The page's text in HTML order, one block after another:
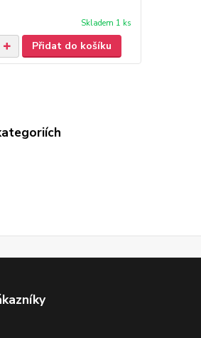
Skladem 1 ks
Přidat do košíku